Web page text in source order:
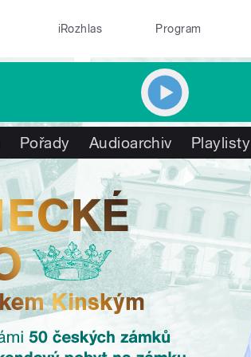
iRozhlas Program
Pořady Audioarchiv Playlisty